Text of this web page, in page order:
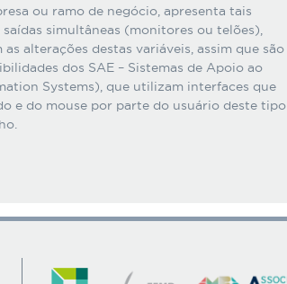
ou ramo de negócio, apresenta tais
simultâneas (monitores ou telões),
alterações destas variáveis, assim que são
dos SAE – Sistemas de Apoio ao
Systems), que utilizam interfaces que
e do mouse por parte do usuário deste tipo